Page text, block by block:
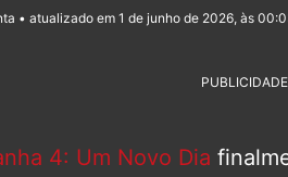
• atualizado em 1 de junho de 2026, às
PUBLICIDADE
4: Um Novo Dia